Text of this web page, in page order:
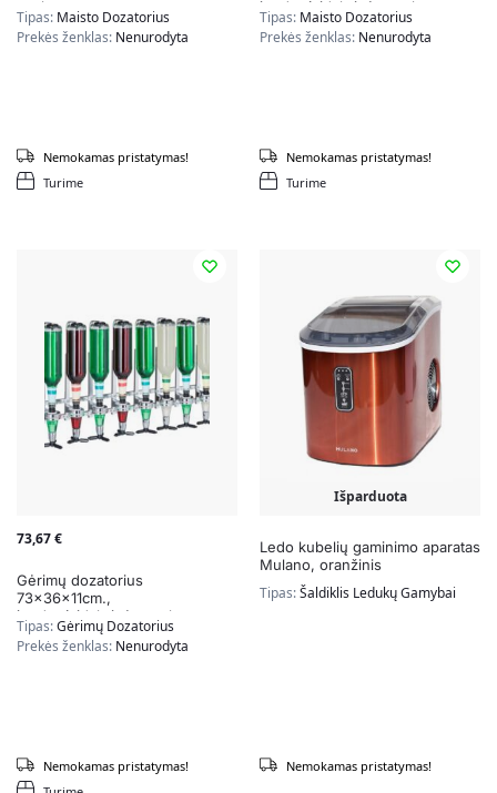
spalvos
Tipas: Maisto Dozatorius
Prekės ženklas: Nenurodyta
Turime
Nemokamas pristatymas!
juodos/sidabrinės spalvos
Tipas: Maisto Dozatorius
Prekės ženklas: Nenurodyta
Turime
Nemokamas pristatymas!
73,67€
Gėrimų dozatorius
73x36x11cm.,
juodos/sidabrinės spalvos
Tipas:Gėrimų Dozatorius
Prekės ženklas: Nenurodyta
Nemokamas pristatymas!
Išparduota
Ledo kubelių gaminimo aparatas
Mulano, oranžinis
Tipas:Šaldiklis Ledukų Gamybai
Nemokamas pristatymas!